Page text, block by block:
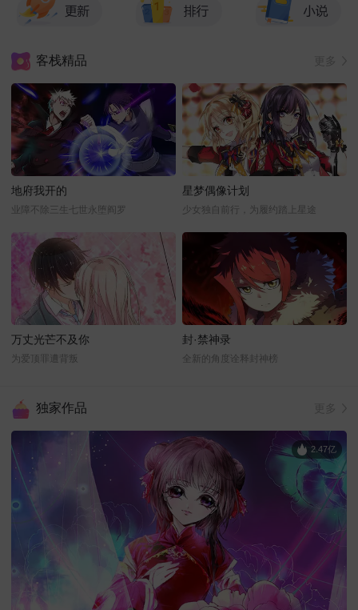
客栈精品
地府我开的
业障不除三生七世永堕阎罗
星梦偶像计划
少女独自前行，为履约踏上星途
万丈光芒不及你
为爱顶罪遭背叛
封·禁神录
全新的角度诠释封神榜
独家作品
2.47亿